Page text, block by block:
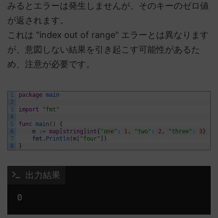
みるとエラーは発生しませんが、そのキーのゼロ値
が返されます。
これは "index out of range" エラーとは異なります
が、意図しない結果を引き起こす可能性があるた
め、注意が必要です。
1
2
3
4
5
6
7
8
package main
import "fmt"
func main ( )
{
m
:= map string int{ "one" : 1 , "two" : 2 , "three" : 3 }
fmt . Println (m "four"
)
}
出力結果
0